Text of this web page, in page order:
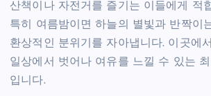
산책이나 자전거를 즐기는 이들에게 적
특히 여름밤이면 하늘의 별빛과 반짝이
환상적인 분위기를 자아냅니다. 이곳에
일상에서 벗어나 여유를 느낄 수 있는
입니다.